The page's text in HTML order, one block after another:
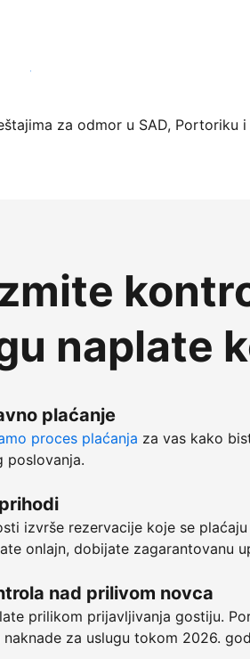
objekat već danas
za odmor u SAD, Portoriku
naplate
plaćanje
proces plaćanja za vas kako
poslovanja.
izvrše rezervacije koje se
onlajn, dobijate zagarantovanu
nad prilivom novca
prilikom prijavljivanja gostiju.
naknade za uslugu tokom 2026.